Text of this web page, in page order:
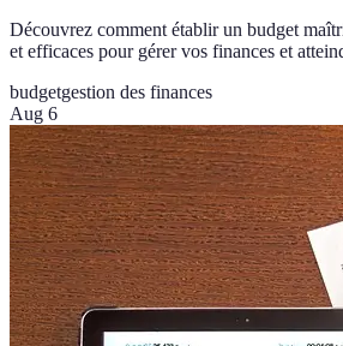
Découvrez comment établir un budget
et efficaces pour gérer vos finances et
budgetgestion des finances
Aug 6